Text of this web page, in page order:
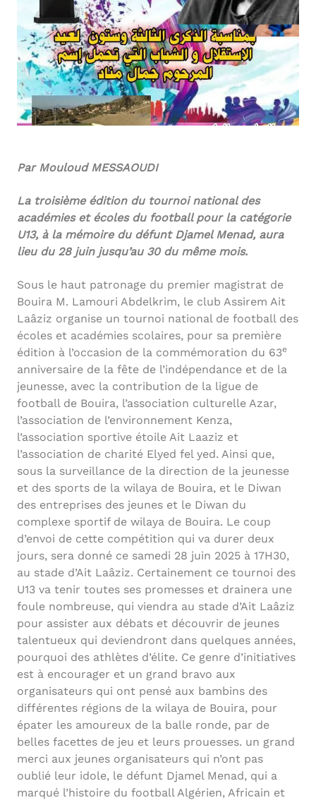
Par Mouloud MESSAOUDI
La troisième édition du tournoi national des
académies et écoles du football pour la catégorie
U13, à la mémoire du défunt Djamel Menad, aura
lieu du 28 juin jusqu’au 30 du même mois.
Sous le haut patronage du premier magistrat de
Bouira M. Lamouri Abdelkrim, le club Assirem Ait
Laâziz organise un tournoi national de football des
écoles et académies scolaires, pour sa première
édition à l’occasion de la commémoration du 63e
anniversaire de la fête de l’indépendance et de la
jeunesse, avec la contribution de la ligue de
football de Bouira, l’association culturelle Azar,
l’association de l’environnement Kenza,
l’association sportive étoile Ait Laaziz et
l’association de charité Elyed fel yed. Ainsi que,
sous la surveillance de la direction de la jeunesse
et des sports de la wilaya de Bouira, et le Diwan
des entreprises des jeunes et le Diwan du
complexe sportif de wilaya de Bouira. Le coup
d’envoi de cette compétition qui va durer deux
jours, sera donné ce samedi 28 juin 2025 à 17H30,
au stade d’Ait Laâziz. Certainement ce tournoi des
U13 va tenir toutes ses promesses et drainera une
foule nombreuse, qui viendra au stade d’Ait Laâziz
pour assister aux débats et découvrir de jeunes
talentueux qui deviendront dans quelques années,
pourquoi des athlètes d’élite. Ce genre d’initiatives
est à encourager et un grand bravo aux
organisateurs qui ont pensé aux bambins des
différentes régions de la wilaya de Bouira, pour
épater les amoureux de la balle ronde, par de
belles facettes de jeu et leurs prouesses. un grand
merci aux jeunes organisateurs qui n’ont pas
oublié leur idole, le défunt Djamel Menad, qui a
marqué l’histoire du football Algérien, Africain et